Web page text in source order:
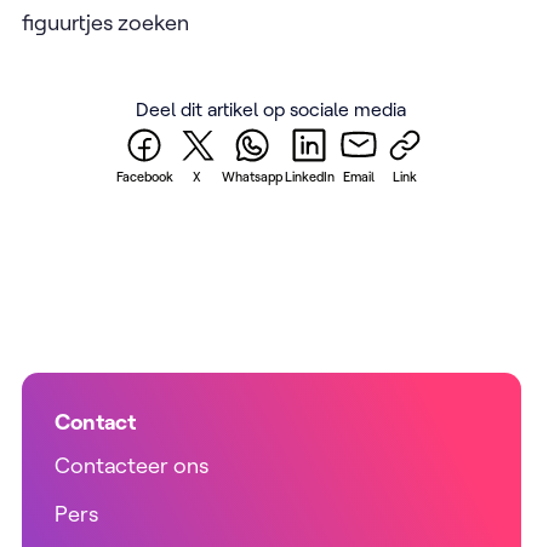
figuurtjes zoeken
Deel dit artikel op sociale media
Facebook X WhatsappLinkedIn Email Link
Contact
Contacteer ons
Pers